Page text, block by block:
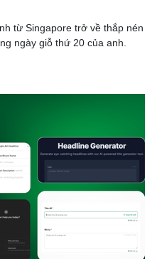
từ Singapore trở về thắp nén
ngày giỗ thứ 20 của anh.